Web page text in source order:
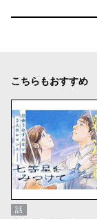
こちらもおすすめ
話